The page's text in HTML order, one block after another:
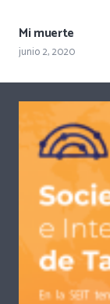
Mi muerte
junio 2, 2020